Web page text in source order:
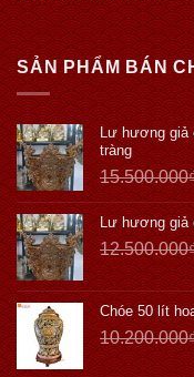
SẢN PHẨM BÁN
Lư hương giả
tràng
15.500.000
Lư hương giả
12.500.000
Chóe 50 lít
10.200.000